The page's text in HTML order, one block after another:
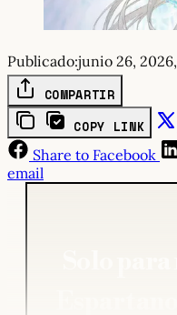
Publicado:junio 26,
COMPARTIR
COPY LINK
Share to Facebook
email